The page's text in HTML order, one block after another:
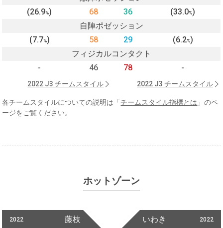
(26.9%) 68 36 (33.0%)
自陣ポゼッション
(7.7%) 58 29 (6.2%)
フィジカルコンタクト
-
46 78 -
2022 J3 チームスタイル 2022 J3 チームスタイル
各チームスタイルについての説明は「 チームスタイル指標とは 」のペ
ージをご覧ください。
ホットゾーン
2022 藤枝 2022
いわき